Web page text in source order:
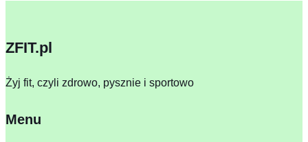
ZFIT.pl
Żyj fit, czyli zdrowo, pysznie i sportowo
Menu